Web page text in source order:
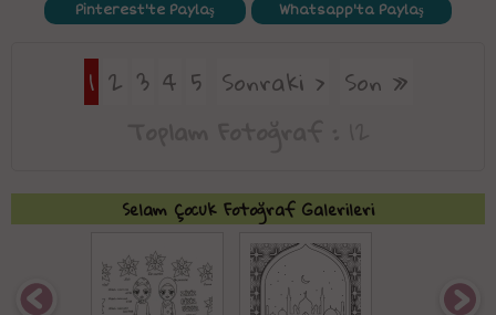
Pinterest'te Paylaş Whatsapp'ta Paylaş
1 2 3 4 5 Sonraki › Son »
Selam Çocuk Fotoğraf Galerileri